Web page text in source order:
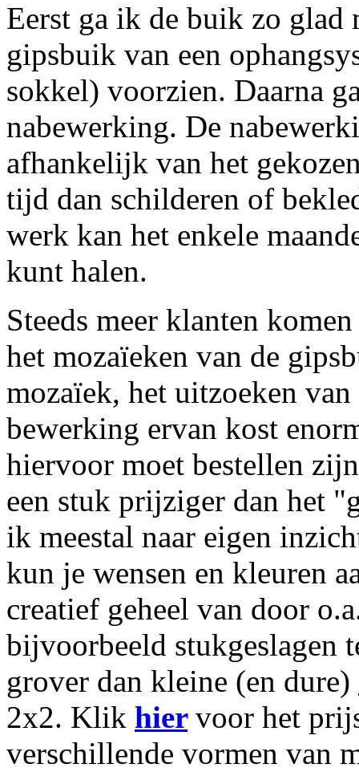
Eerst ga ik de buik zo
gipsbuik van een
sokkel) voorzien. Daarna
nabewerking. De
afhankelijk van het
tijd dan schilderen of
werk kan het enkele
kunt halen.
Steeds meer klanten
het mozaïeken van de
mozaïek, het uitzoeken
bewerking ervan kost
hiervoor moet bestellen
een stuk prijziger dan het
ik meestal naar eigen
kun je wensen en kleuren
creatief geheel van door
bijvoorbeeld stukgeslagen
grover dan kleine (en dure)
2x2. Klik hier voor het
verschillende vormen van